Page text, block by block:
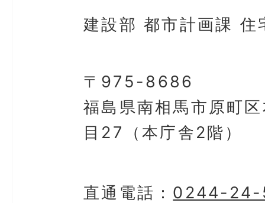
建設部 都市計画課 住
〒975-8686
福島県南相馬市原町
目27（本庁舎2階）
直通電話： 0244-